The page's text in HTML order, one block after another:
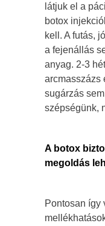
látjuk el a
botox
kell. A futás,
a fejenállás
anyag. 2-3
arcmasszázs
sugárzás
szépségünk,
A botox
megoldás
Pontosan így